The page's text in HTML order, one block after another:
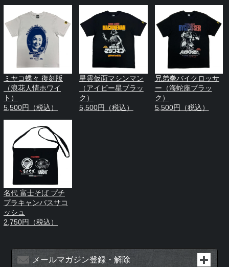
ミヤコ蝶々 復刻版
（浪花人情ホワイ
ト）
5,500円（税込）
星雲仮面マシンマン
（アイビー星ブラッ
ク）
5,500円（税込）
兄弟拳バイクロッサ
ー（海蛇座ブラッ
ク）
5,500円（税込）
名代 富士そば プチ
プラキャンバスサコ
ッシュ
2,750円（税込）
メールマガジン登録・解除